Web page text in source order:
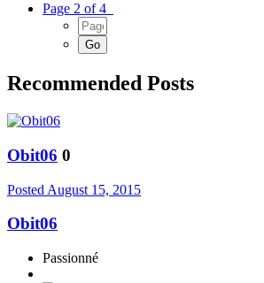
Page 2 of 4
Recommended Posts
Obit06 0
Posted August 15, 2015
Obit06
Passionné